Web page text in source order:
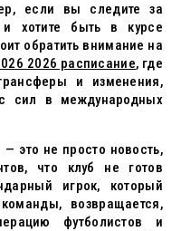
если вы следите за
хотите быть в курсе
обратить внимание на
2026 расписание, где
и изменения,
сил в международных
это не просто новость,
что клуб не готов
игрок, который
возвращается,
футболистов и